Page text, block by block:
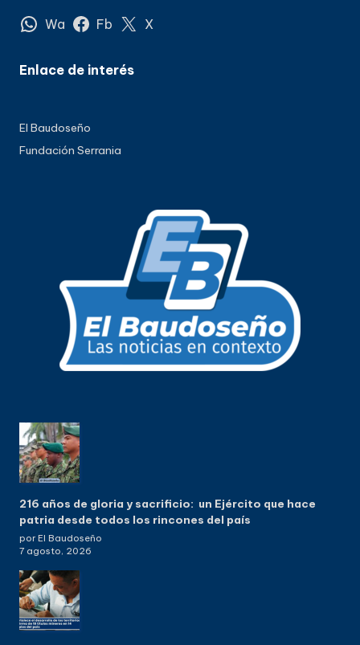
Wa Fb X
Enlace de interés
El Baudoseño
Fundación Serrania
216 años de gloria y sacrificio: un Ejército que hace
patria desde todos los rincones del país
por El Baudoseño
7 agosto, 2026